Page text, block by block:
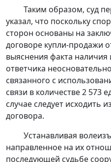
Таким образом, суд
указал, что поскольку
сторон основаны на
договоре купли-продажи
выяснения факта наличия
ответчика
связанного с
связи в количестве 2 573
случае следует исходить
договора.
Устанавливая
направленное на их
последующей судьбе